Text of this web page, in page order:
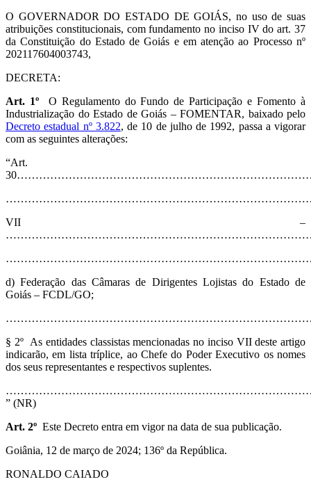
O GOVERNADOR DO ESTADO DE GOIÁS, no uso de suas
atribuições constitucionais, com fundamento no inciso IV do art. 37
da Constituição do Estado de Goiás e em atenção ao Processo nº
202117604003743,
DECRETA:
Art. 1ºO Regulamento do Fundo de Participação e Fomento à
Industrialização do Estado de Goiás – FOMENTAR, baixado pelo
Decreto estadual nº 3.822, de 10 de julho de 1992, passa a vigorar
com as seguintes alterações:
“Art.
VII –
d) Federação das Câmaras de Dirigentes Lojistas do Estado de
Goiás – FCDL/GO;
§ 2º As entidades classistas mencionadas no inciso VII deste artigo
indicarão, em lista tríplice, ao Chefe do Poder Executivo os nomes
dos seus representantes e respectivos suplentes.
” (NR)
Art. 2º Este Decreto entra em vigor na data de sua publicação.
Goiânia, 12 de março de 2024; 136º da República.
RONALDO CAIADO